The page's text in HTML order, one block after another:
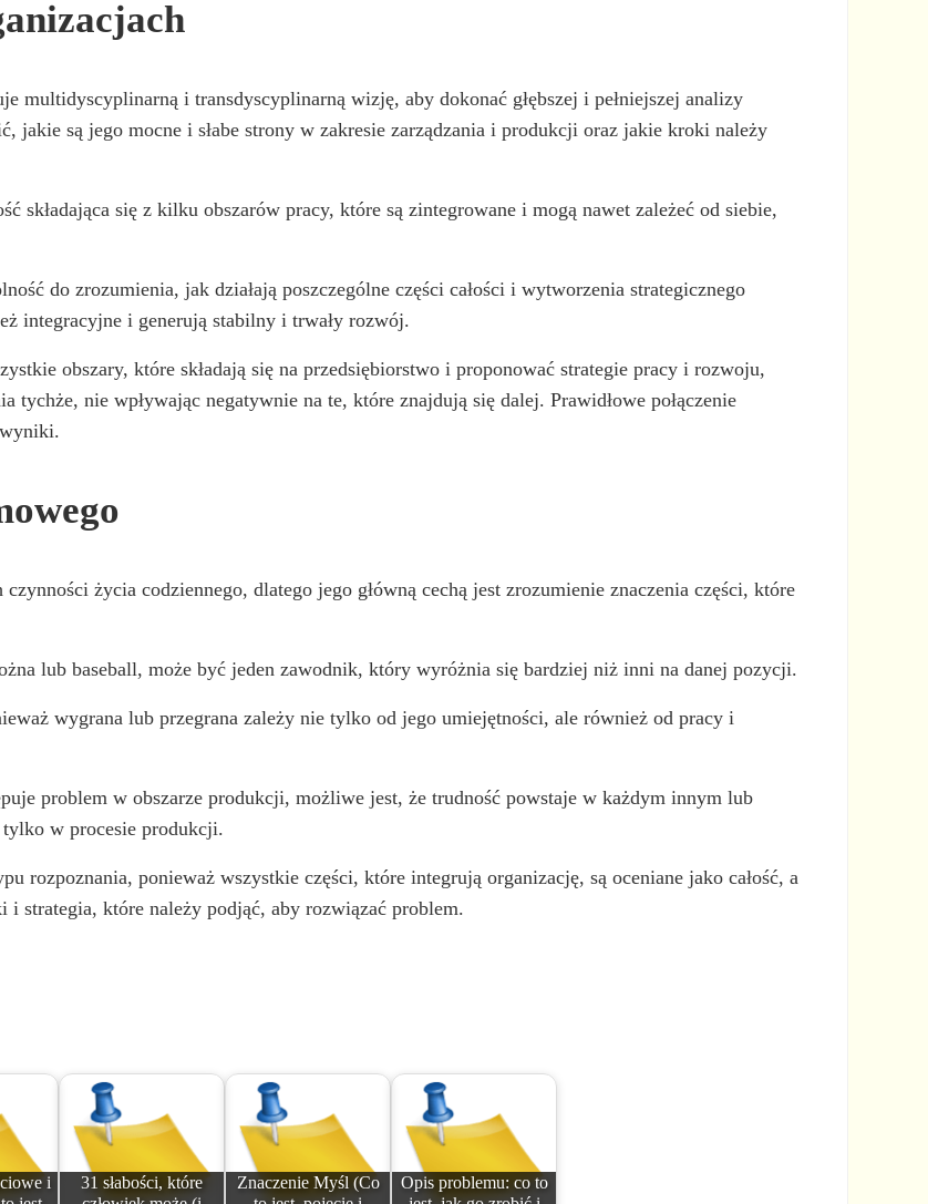
multidyscyplinarną i transdyscyplinarną wizję, aby dokonać głębszej i pełniejszej analizy
jakie są jego mocne i słabe strony w zakresie zarządzania i produkcji oraz jakie kroki należy
składająca się z kilku obszarów pracy, które są zintegrowane i mogą nawet zależeć od siebie,
do zrozumienia, jak działają poszczególne części całości i wytworzenia strategicznego
integracyjne i generują stabilny i trwały rozwój.
obszary, które składają się na przedsiębiorstwo i proponować strategie pracy i rozwoju,
tychże, nie wpływając negatywnie na te, które znajdują się dalej. Prawidłowe połączenie
życia codziennego, dlatego jego główną cechą jest zrozumienie znaczenia części, które
lub baseball, może być jeden zawodnik, który wyróżnia się bardziej niż inni na danej pozycji.
wygrana lub przegrana zależy nie tylko od jego umiejętności, ale również od pracy i
problem w obszarze produkcji, możliwe jest, że trudność powstaje w każdym innym lub
w procesie produkcji.
rozpoznania, ponieważ wszystkie części, które integrują organizację, są oceniane jako całość, a
strategia, które należy podjąć, aby rozwiązać problem.
i
31 słabości, które
Znaczenie Myśl (Co
Opis problemu: co to